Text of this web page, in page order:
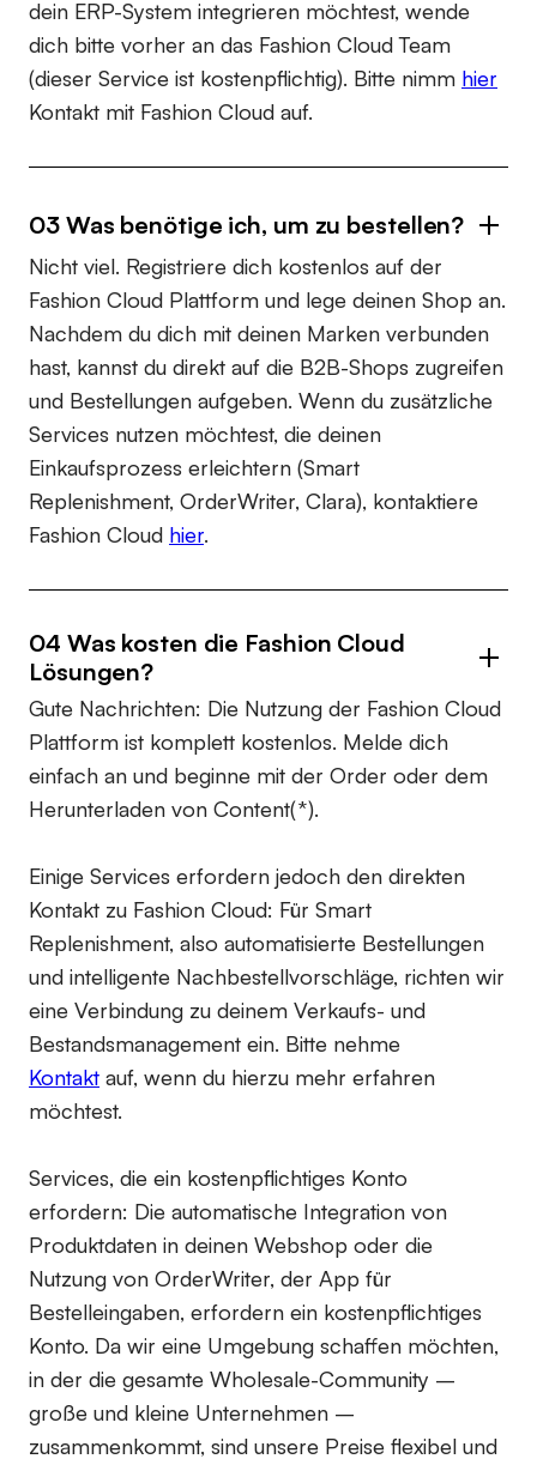
dein ERP-System integrieren möchtest, wende
dich bitte vorher an das Fashion Cloud Team
(dieser Service ist kostenpflichtig). Bitte nimm hier
Kontakt mit Fashion Cloud auf.
03 Was benötige ich, um zu bestellen?
Nicht viel. Registriere dich kostenlos auf der
Fashion Cloud Plattform und lege deinen Shop an.
Nachdem du dich mit deinen Marken verbunden
hast, kannst du direkt auf die B2B-Shops zugreifen
und Bestellungen aufgeben. Wenn du zusätzliche
Services nutzen möchtest, die deinen
Einkaufsprozess erleichtern (Smart
Replenishment, OrderWriter, Clara), kontaktiere
Fashion Cloud hier.
04 Was kosten die Fashion Cloud
Lösungen?
Gute Nachrichten: Die Nutzung der Fashion Cloud
Plattform ist komplett kostenlos. Melde dich
einfach an und beginne mit der Order oder dem
Herunterladen von Content(*).
Einige Services erfordern jedoch den direkten
Kontakt zu Fashion Cloud: Für Smart
Replenishment, also automatisierte Bestellungen
und intelligente Nachbestellvorschläge, richten wir
eine Verbindung zu deinem Verkaufs- und
Bestandsmanagement ein. Bitte nehme
Kontakt auf, wenn du hierzu mehr erfahren
möchtest.
Services, die ein kostenpflichtiges Konto
erfordern: Die automatische Integration von
Produktdaten in deinen Webshop oder die
Nutzung von OrderWriter, der App für
Bestelleingaben, erfordern ein kostenpflichtiges
Konto. Da wir eine Umgebung schaffen möchten,
in der die gesamte Wholesale-Community –
große und kleine Unternehmen –
zusammenkommt, sind unsere Preise flexibel und